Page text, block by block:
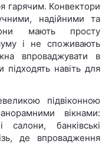
гарячим. Конвектори
надійними та
мають просту
і не споживають
впроваджувати в
підходять навіть для
підвіконною
вікнами:
салони, банківські
де впровадження